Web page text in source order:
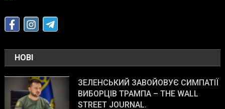
НОВІ
ЗЕЛЕНСЬКИЙ ЗАВОЙОВУЄ СИМПАТІЇ
ВИБОРЦІВ ТРАМПА – THE WALL
STREET JOURNAL.